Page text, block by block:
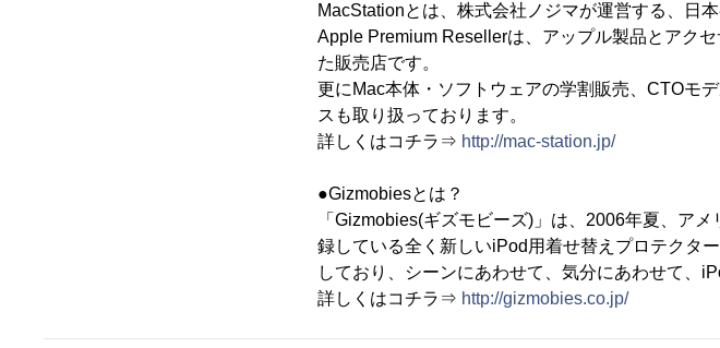
MacStationとは、株式会社ノジマが運営する、日
Apple Premium Resellerは、アップル製品とアク
た販売店です。
更にMac本体・ソフトウェアの学割販売、CTOモ
スも取り扱っております。
詳しくはコチラ⇒ http://mac-station.jp/
●Gizmobiesとは？
「Gizmobies(ギズモビーズ)」は、2006年夏、ア
録している全く新しいiPod用着せ替えプロテクタ
しており、シーンにあわせて、気分にあわせて、
詳しくはコチラ⇒ http://gizmobies.co.jp/